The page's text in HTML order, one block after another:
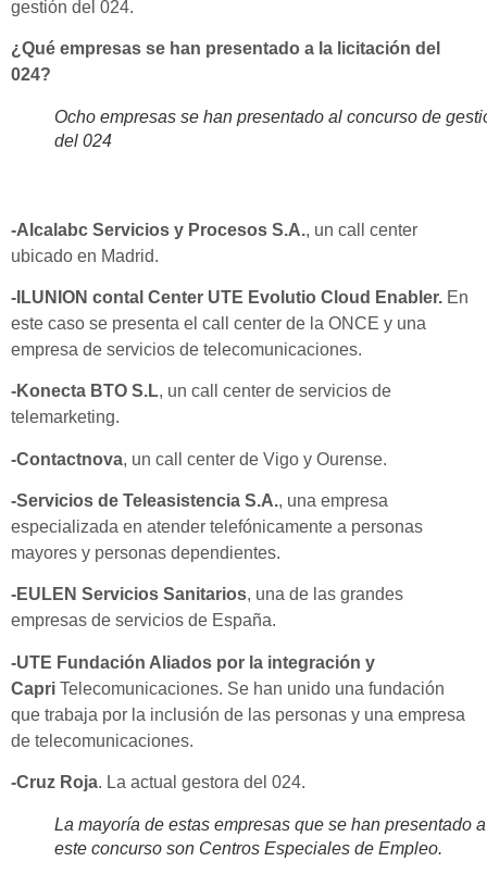
gestión del 024.
¿Qué empresas se han presentado a la licitación del
024?
Ocho empresas se han presentado al concurso de
del 024
-Alcalabc Servicios y Procesos S.A., un call center
ubicado en Madrid.
-ILUNION contal Center UTE Evolutio Cloud Enabler. En
este caso se presenta el call center de la ONCE y una
empresa de servicios de telecomunicaciones.
-Konecta BTO S.L, un call center de servicios de
telemarketing.
-Contactnova, un call center de Vigo y Ourense.
-Servicios de Teleasistencia S.A., una empresa
especializada en atender telefónicamente a personas
mayores y personas dependientes.
-EULEN Servicios Sanitarios, una de las grandes
empresas de servicios de España.
-UTE Fundación Aliados por la integración y
Capri Telecomunicaciones. Se han unido una fundación
que trabaja por la inclusión de las personas y una empresa
de telecomunicaciones.
-Cruz Roja. La actual gestora del 024.
La mayoría de estas empresas que se han presentado a
este concurso son Centros Especiales de Empleo.